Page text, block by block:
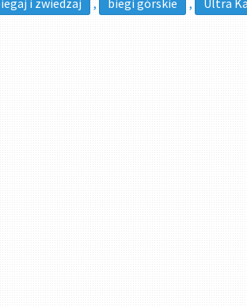
i zwiedzaj , biegi górskie , Ultra